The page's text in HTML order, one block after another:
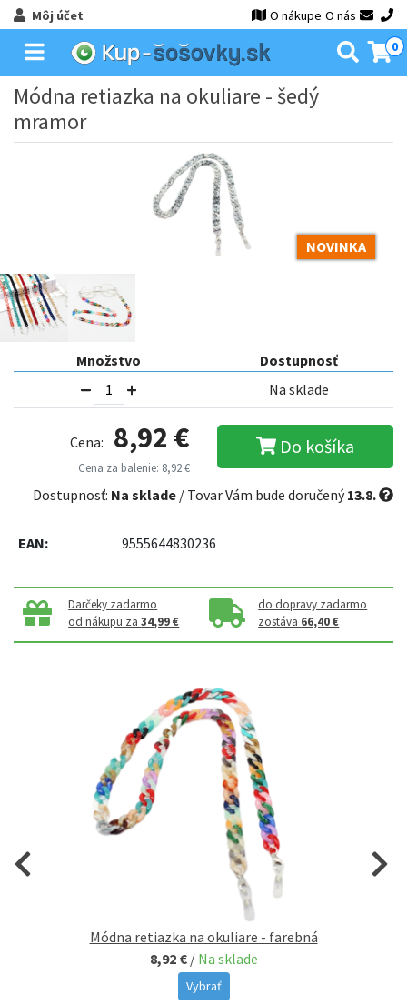
Môj účet O nákupe O nás
0
Módna retiazka na okuliare - šedý
mramor
NOVINKA
Množstvo
Dostupnosť
Na sklade
Cena: 8,92 €
Cena za balenie: 8,92 €
Do košíka
Dostupnosť: Na sklade / Tovar Vám bude doručený13.8.
EAN: 9555644830236
Darčeky zadarmo
od nákupu za34,99 €
do dopravy zadarmo
zostáva 66,40 €
Módna retiazka na okuliare - farebná
8,92 € / Na sklade
Vybrať